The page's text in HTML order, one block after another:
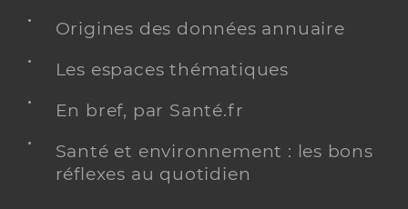
Origines des données annuaire
Les espaces thématiques
En bref, par Santé.fr
Santé et environnement : les bons
réflexes au quotidien